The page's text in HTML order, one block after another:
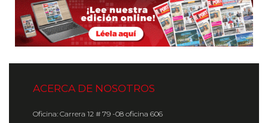
ACERCA DE NOSOTROS
Oficina: Carrera 12 # 79 -08 oficina 606